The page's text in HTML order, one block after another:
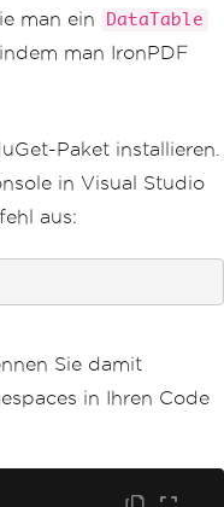
rendere
("HTMLFi
.Rend
man ein DataTable
man IronPDF
Paket installieren.
in Visual Studio
aus:
Sie damit
in Ihren Code